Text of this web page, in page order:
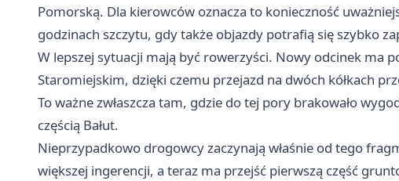
Pomorską. Dla kierowców oznacza to konieczność
godzinach szczytu, gdy także objazdy potrafią się szybko
W lepszej sytuacji mają być rowerzyści. Nowy odcinek ma
Staromiejskim, dzięki czemu przejazd na dwóch kółkach
To ważne zwłaszcza tam, gdzie do tej pory brakowało
częścią Bałut.
Nieprzypadkowo drogowcy zaczynają właśnie od tego
większej ingerencji, a teraz ma przejść pierwszą część